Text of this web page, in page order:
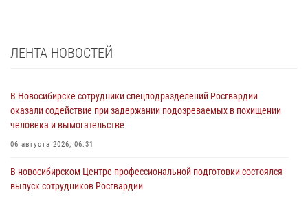
ЛЕНТА НОВОСТЕЙ
В Новосибирске сотрудники спецподразделений Росгвардии
оказали содействие при задержании подозреваемых в похищении
человека и вымогательстве
06 августа 2026, 06:31
В новосибирском Центре профессиональной подготовки состоялся
выпуск сотрудников Росгвардии